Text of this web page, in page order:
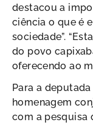
destacou a
ciência o que é
sociedade”.
do povo
oferecendo ao
Para a
homenagem
com a pesquisa